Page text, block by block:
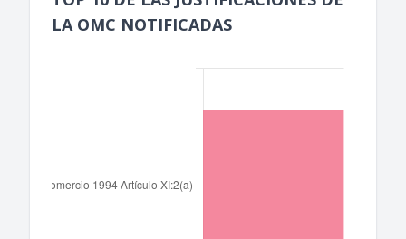
LA OMC NOTIFICADAS